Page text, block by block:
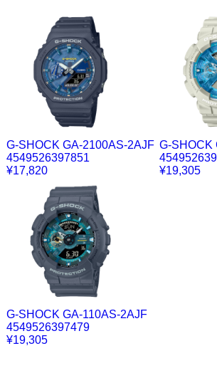
G-SHOCK GA-2100AS-2AJF
4549526397851
¥17,820
G-SHOCK
¥19,305
G-SHOCK GA-110AS-2AJF
4549526397479
¥19,305